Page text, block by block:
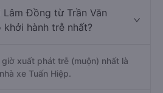
Đồng từ Trần Văn
hành trễ nhất?
xuất phát trễ (muộn) nhất là
xe Tuấn Hiệp.